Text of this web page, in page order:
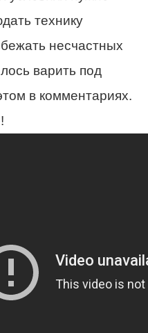
технику
несчастных
варить под
в комментариях.